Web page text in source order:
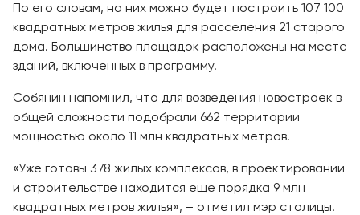
По его словам, на них можно будет построить 107 100
квадратных метров жилья для расселения 21 старого
дома. Большинство площадок расположены на месте
зданий, включенных в программу.
Собянин напомнил, что для возведения новостроек в
общей сложности подобрали 662 территории
мощностью около 11 млн квадратных метров.
«Уже готовы 378 жилых комплексов, в проектировании
и строительстве находится еще порядка 9 млн
квадратных метров жилья», – отметил мэр столицы.